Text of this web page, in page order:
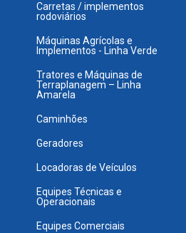
Carretas / implementos
rodoviários
Máquinas Agrícolas e
Implementos - Linha Verde
Tratores e Máquinas de
Terraplanagem – Linha
Amarela
Caminhões
Geradores
Locadoras de Veículos
Equipes Técnicas e
Operacionais
Equipes Comerciais